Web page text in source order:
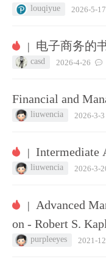
louqiyue 2026-5-17
| 电子商务的
casd 2026-4-26
Financial and
liuwencia 2026-3-3
| Intermediate
liuwencia 2026-3-
|
Advanced
on - Robert S.
purpleeyes 2021-